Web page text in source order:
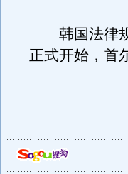
韩国法律规
正式开始，首